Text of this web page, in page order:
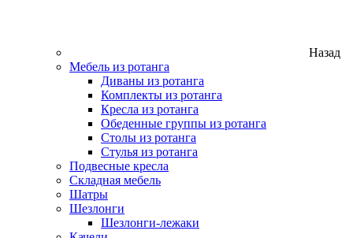
Назад
Мебель из ротанга
Диваны из ротанга
Комплекты из ротанга
Кресла из ротанга
Обеденные группы из ротанга
Столы из ротанга
Стулья из ротанга
Подвесные кресла
Складная мебель
Шатры
Шезлонги
Шезлонги-лежаки